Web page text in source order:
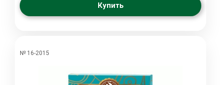
Купить
№ 16-2015